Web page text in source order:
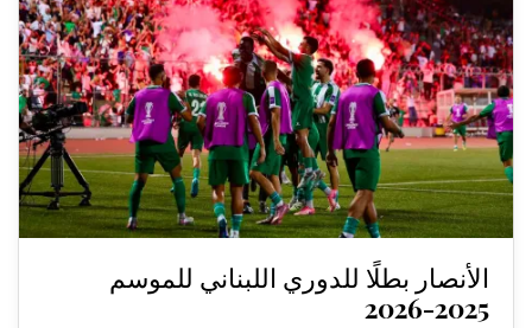
الأنصار بطلًا للدوري اللبناني للموسم
2025-2026